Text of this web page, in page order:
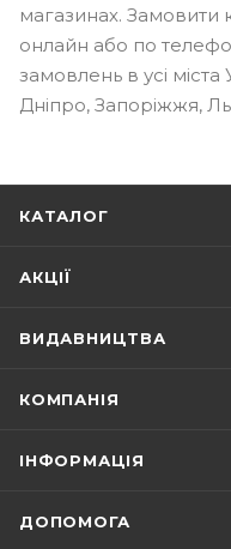
магазинах. Замовити
онлайн або по
замовлень в усі міста
Дніпро, Запоріжжя,
КАТАЛОГ
АКЦІЇ
ВИДАВНИЦТВА
КОМПАНІЯ
ІНФОРМАЦІЯ
ДОПОМОГА